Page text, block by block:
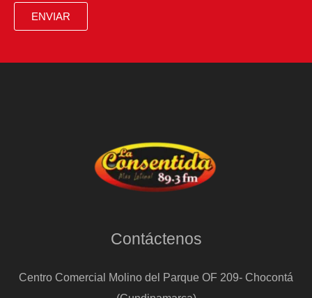
ENVIAR
Contáctenos
Centro Comercial Molino del Parque OF 209- Chocontá